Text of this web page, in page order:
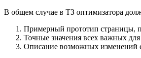
В общем случае в ТЗ оптимизатора
Примерный прототип страницы,
Точные значения всех важных
Описание возможных изменений